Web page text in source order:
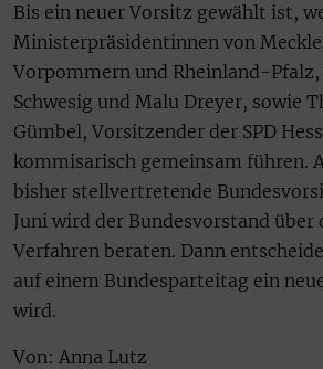
Bis ein neuer Vorsitz gewählt ist,
Ministerpräsidentinnen von
Vorpommern und Rheinland-Pfalz,
Schwesig und Malu Dreyer, sowie
Gümbel, Vorsitzender der SPD
kommisarisch gemeinsam führen.
bisher stellvertretende
Juni wird der Bundesvorstand über
Verfahren beraten. Dann
auf einem Bundesparteitag ein
wird.
Von: Anna Lutz